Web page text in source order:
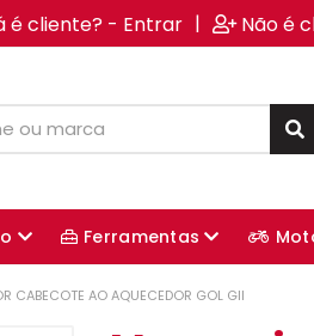
é cliente? - Entrar | Não é
Ferramentas
CABECOTE AO AQUECEDOR GOL GII